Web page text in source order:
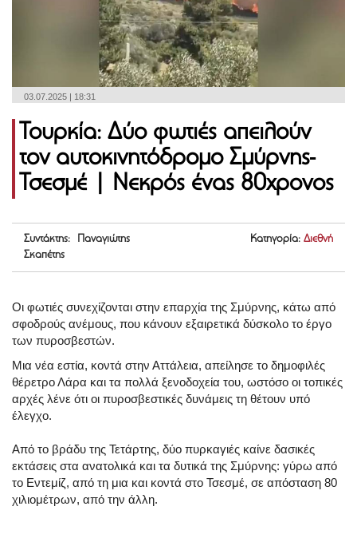
03.07.2025 | 18:31
Τουρκία: Δύο φωτιές απειλούν
τον αυτοκινητόδρομο Σμύρνης-
Τσεσμέ | Νεκρός ένας 80χρονος
Συντάκτης: Παναγιώτης
Σκαπέτης
Κατηγορία: Διεθνή
Οι φωτιές συνεχίζονται στην επαρχία της Σμύρνης, κάτω από
σφοδρούς ανέμους, που κάνουν εξαιρετικά δύσκολο το έργο
των πυροσβεστών.
Μια νέα εστία, κοντά στην Αττάλεια, απείλησε το δημοφιλές
θέρετρο Λάρα και τα πολλά ξενοδοχεία του, ωστόσο οι τοπικές
αρχές λένε ότι οι πυροσβεστικές δυνάμεις τη θέτουν υπό
έλεγχο.
Από το βράδυ της Τετάρτης, δύο πυρκαγιές καίνε δασικές
εκτάσεις στα ανατολικά και τα δυτικά της Σμύρνης: γύρω από
το Εντεμίζ, από τη μια και κοντά στο Τσεσμέ, σε απόσταση 80
χιλιομέτρων, από την άλλη.